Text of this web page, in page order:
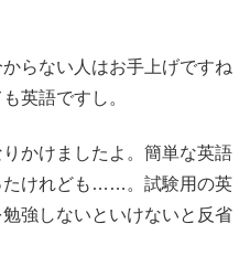
らない人はお手上げですね
英語ですし。
かけましたよ。簡単な英語
たけれども……。試験用の英
強しないといけないと反省